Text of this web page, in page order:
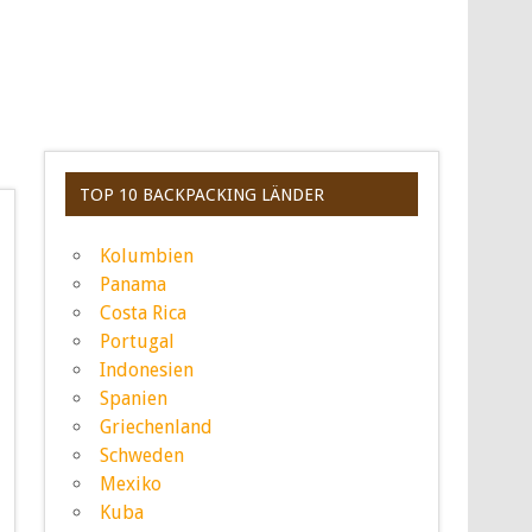
TOP 10 BACKPACKING LÄNDER
Kolumbien
Panama
Costa Rica
Portugal
Indonesien
Spanien
Griechenland
Schweden
Mexiko
Kuba